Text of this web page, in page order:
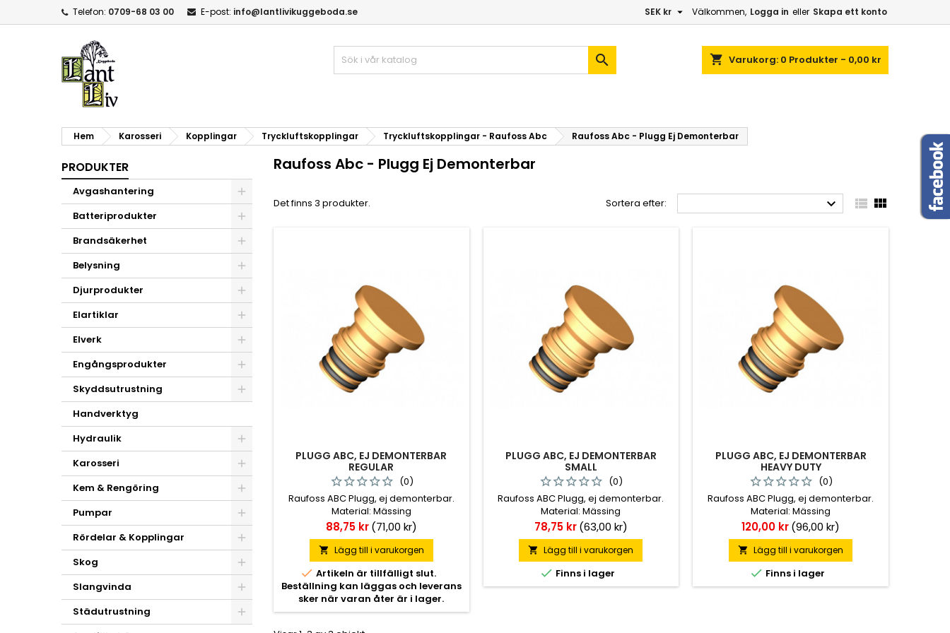
Telefon: 0709-68 03 00 E-post: info@lantlivikuggeboda.se Välkommen, Logga in eller Skapa ett konto
SEK kr 
shopping_cart Varukorg: 0 Produkter - 0,00 kr

Hem Karosseri Kopplingar Tryckluftskopplingar Tryckluftskopplingar - Raufoss Abc Raufoss Abc - Plugg Ej Demonterbar
PRODUKTER
Avgashantering
Batteriprodukter
Brandsäkerhet
Belysning
Djurprodukter
Elartiklar
Elverk
Engångsprodukter
Skyddsutrustning
Handverktyg
Hydraulik
Karosseri
Kem & Rengöring
Pumpar
Rördelar & Kopplingar
Skog
Slangvinda
Städutrustning
Raufoss Abc - Plugg Ej Demonterbar
Det finns 3 produkter. Sortera efter:   
PLUGG ABC, EJ DEMONTERBAR
REGULAR
(0)
Raufoss ABC Plugg, ej demonterbar.
Material: Mässing
Pris
88,75 kr(71,00 kr)
 Lägg till i varukorgen
 Artikeln är tillfälligt slut.
Beställning kan läggas och leverans
sker när varan åter är i lager.
PLUGG ABC, EJ DEMONTERBAR
SMALL
(0)
Raufoss ABC Plugg, ej demonterbar.
Material: Mässing
Pris
78,75 kr(63,00 kr)
 Lägg till i varukorgen
 Finns i lager
PLUGG ABC, EJ DEMONTERBAR
HEAVY DUTY
(0)
Raufoss ABC Plugg, ej demonterbar.
Material: Mässing
Pris
120,00 kr(96,00 kr)
 Lägg till i varukorgen
 Finns i lager